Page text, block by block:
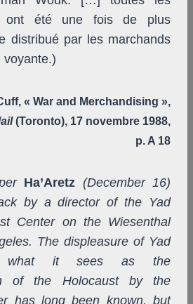
ont été une fois de plus
distribué par les marchands
voyante.)
« War and Merchandising »,
(Toronto), 17 novembre 1988,
p. A 18
Ha’Aretz (December 16)
by a director of the Yad
Center on the Wiesenthal
The displeasure of Yad
what it sees as the
of the Holocaust by the
has long been known, but